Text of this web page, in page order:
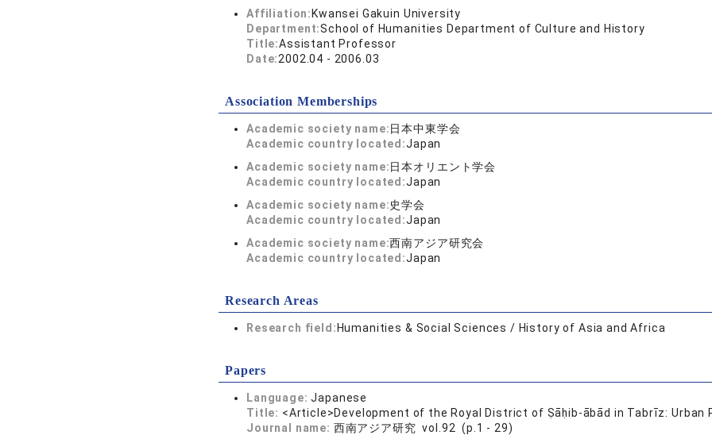
Affiliation: Kwansei Gakuin University
Department:School of Humanities Department of Culture and History
Title:Assistant Professor
Date:2002.04 - 2006.03
Association Memberships
Academic society name:日本中東学会
Academic country located:Japan
Academic society name:日本オリエント学会
Academic country located:Japan
Academic society name:史学会
Academic country located:Japan
Academic society name:西南アジア研究会
Academic country located:Japan
Research Areas
Research field: Humanities & Social Sciences / History of Asia and Africa
Papers
Language:Japanese
Title: <Article>Development of the Royal District of Ṣāḥib-ābād in Tabrīz: Urban
Journal name: 西南アジア研究 vol.92 (p.1 - 29)